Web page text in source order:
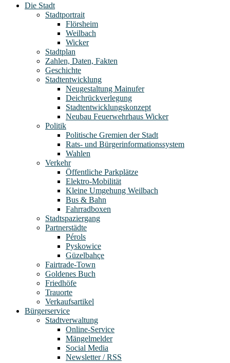
Die Stadt
Stadtportrait
Flörsheim
Weilbach
Wicker
Stadtplan
Zahlen, Daten, Fakten
Geschichte
Stadtentwicklung
Neugestaltung Mainufer
Deichrückverlegung
Stadtentwicklungskonzept
Neubau Feuerwehrhaus Wicker
Politik
Politische Gremien der Stadt
Rats- und Bürgerinformationssystem
Wahlen
Verkehr
Öffentliche Parkplätze
Elektro-Mobilität
Kleine Umgehung Weilbach
Bus & Bahn
Fahrradboxen
Stadtspaziergang
Partnerstädte
Pérols
Pyskowice
Güzelbahçe
Fairtrade-Town
Goldenes Buch
Friedhöfe
Trauorte
Verkaufsartikel
Bürgerservice
Stadtverwaltung
Online-Service
Mängelmelder
Social Media
Newsletter / RSS